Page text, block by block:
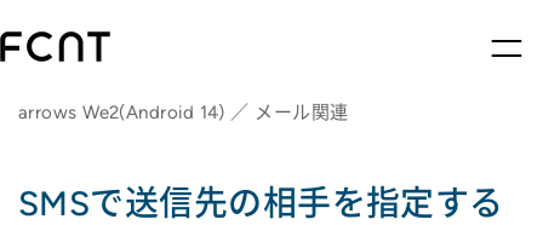
arrows We2(Android 14) ／ メール関連
SMSで送信先の相手を指定する